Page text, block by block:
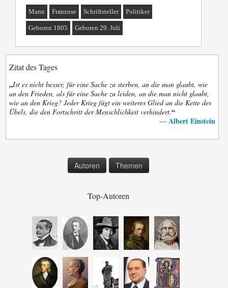
Mann Franzose Schriftsteller Politiker
Geboren 1805 Geboren 29. Juli
Zitat des Tages
„Ist es nicht besser, für eine Sache zu sterben, an die man glaubt, wie
an den Frieden, als für eine Sache zu leiden, an die man nicht glaubt,
wie an den Krieg? Jeder Krieg fügt ein weiteres Glied an die Kette des
Übels, die den Fortschritt der Menschlichkeit verhindert.“
— Albert Einstein
Autoren Themen
Top-Autoren